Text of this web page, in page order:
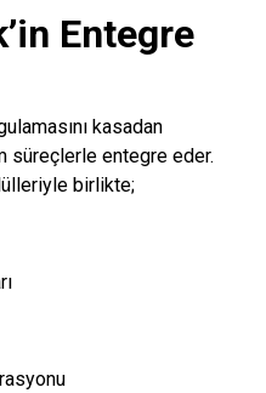
Entegre
kasadan
süreçlerle entegre eder.
birlikte;